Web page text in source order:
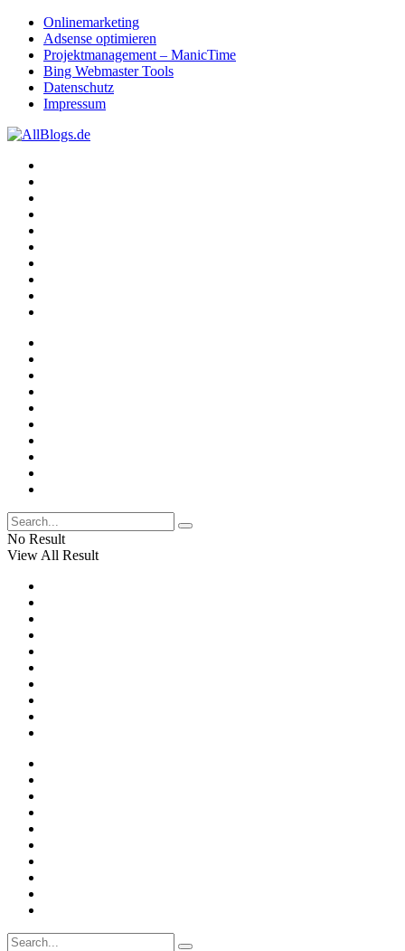
Onlinemarketing
Adsense optimieren
Projektmanagement – ManicTime
Bing Webmaster Tools
Datenschutz
Impressum
No Result
View All Result